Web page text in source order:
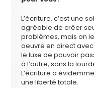
L’écriture, c’est une
agréable de créer
problèmes, mais on
oeuvre en direct
le luxe de pouvoir
à l’autre, sans la
L’écriture a
une liberté totale.